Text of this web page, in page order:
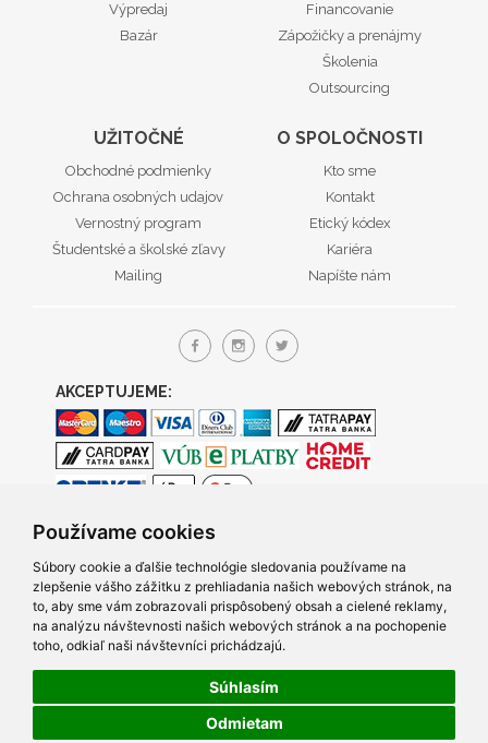
Používame cookies
Súbory cookie a ďalšie technológie sledovania používame na
zlepšenie vášho zážitku z prehliadania našich webových stránok, na
to, aby sme vám zobrazovali prispôsobený obsah a cielené reklamy,
na analýzu návštevnosti našich webových stránok a na pochopenie
toho, odkiaľ naši návštevníci prichádzajú.
Súhlasím
Odmietam
Výpredaj
Bazár
Financovanie
Zápožičky a prenájmy
Školenia
Outsourcing
UŽITOČNÉ
Obchodné podmienky
Ochrana osobných udajov
Vernostný program
Študentské a školské zľavy
Mailing
O SPOLOČNOSTI
Kto sme
Kontakt
Etický kódex
Kariéra
Napíšte nám
AKCEPTUJEME:
© 2005- 2026 TRACO Computers s.r.o., Všetky práva vyhradené.